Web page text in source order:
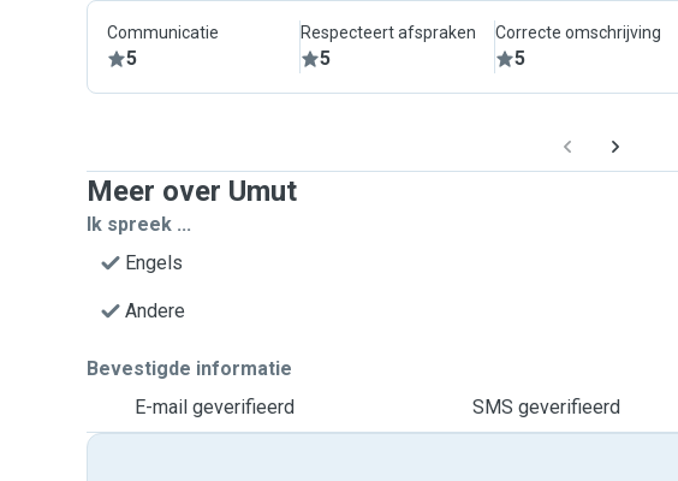
Communicatie
5
Respecteert afspraken
5
Correcte omschrijving
5
Meer over Umut
Ik spreek ...
Engels
Andere
Bevestigde informatie
E-mail geverifieerd
SMS geverifieerd